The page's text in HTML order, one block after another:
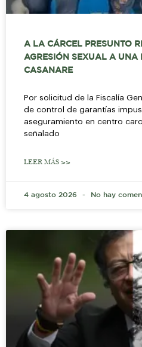
A LA CÁRCEL PRESUNTO
AGRESIÓN SEXUAL A UNA
CASANARE
Por solicitud de la Fiscalía
de control de garantías
aseguramiento en centro
señalado
LEER MÁS >>
4 agosto 2026 No hay